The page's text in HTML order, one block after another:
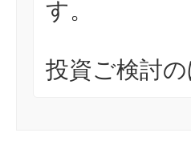
す。
投資ご検討